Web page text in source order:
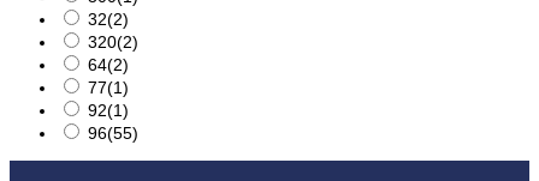
32(2)
320(2)
64(2)
77(1)
92(1)
96(55)